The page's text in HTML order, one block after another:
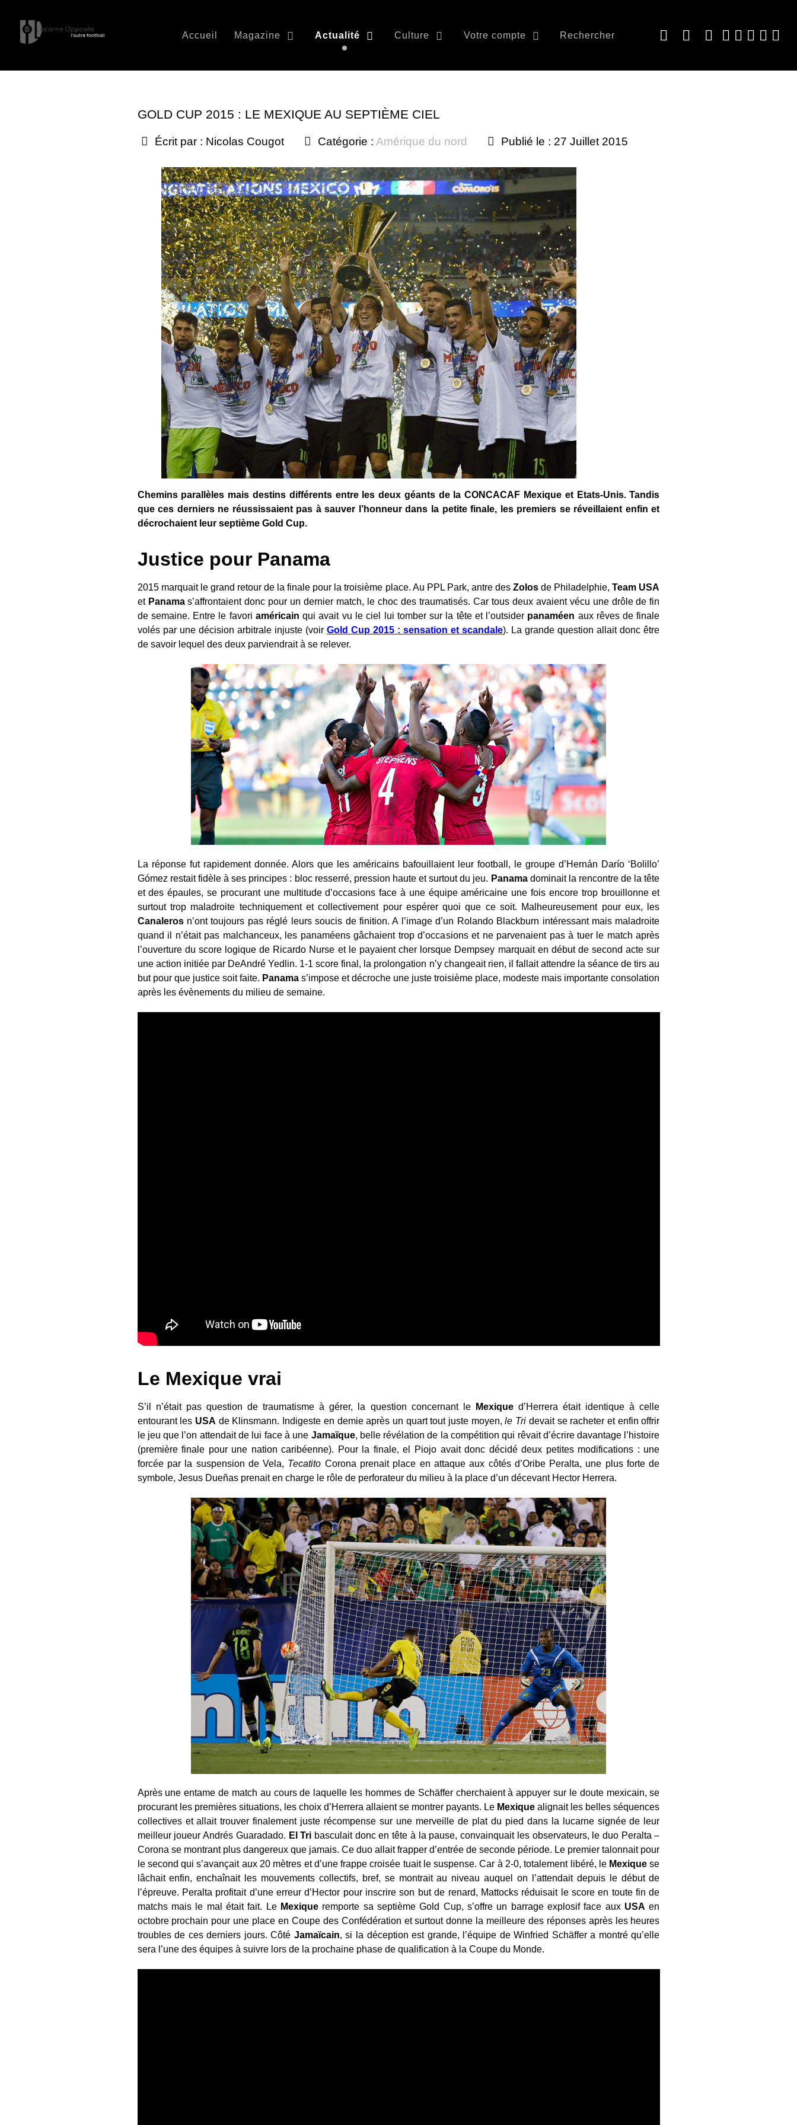
Accueil Magazine Actualité Culture Votre compte Rechercher
GOLD CUP 2015 : LE MEXIQUE AU SEPTIÈME CIEL
Écrit par : Nicolas Cougot Catégorie : Amérique du nord Publié le : 27 Juillet 2015
Chemins parallèles mais destins différents entre les deux géants de la CONCACAF Mexique et Etats-Unis. Tandis
que ces derniers ne réussissaient pas à sauver l’honneur dans la petite finale, les premiers se réveillaient enfin et
décrochaient leur septième Gold Cup.
Justice pour Panama
2015 marquait le grand retour de la finale pour la troisième place. Au PPL Park, antre desZolos de Philadelphie,Team USA
et Panamas’affrontaient donc pour un dernier match, le choc des traumatisés. Car tous deux avaient vécu une drôle de fin
de semaine. Entre le favori américain qui avait vu le ciel lui tomber sur la tête et l’outsider panaméen aux rêves de finale
volés par une décision arbitrale injuste (voir Gold Cup 2015 : sensation et scandale). La grande question allait donc être
de savoir lequel des deux parviendrait à se relever.
La réponse fut rapidement donnée. Alors que les américains bafouillaient leur football, le groupe d’Hernán Darío ‘Bolillo’
Gómez restait fidèle à ses principes : bloc resserré, pression haute et surtout du jeu. Panamadominait la rencontre de la tête
et des épaules, se procurant une multitude d’occasions face à une équipe américaine une fois encore trop brouillonne et
surtout trop maladroite techniquement et collectivement pour espérer quoi que ce soit. Malheureusement pour eux, les
Canalerosn’ont toujours pas réglé leurs soucis de finition. A l’image d’un Rolando Blackburn intéressant mais maladroite
quand il n’était pas malchanceux, les panaméens gâchaient trop d’occasions et ne parvenaient pas à tuer le match après
l’ouverture du score logique de Ricardo Nurse et le payaient cher lorsque Dempsey marquait en début de second acte sur
une action initiée par DeAndré Yedlin. 1-1 score final, la prolongation n’y changeait rien, il fallait attendre la séance de tirs au
but pour que justice soit faite. Panamas’impose et décroche une juste troisième place, modeste mais importante consolation
après les évènements du milieu de semaine.
Le Mexique vrai
S’il n’était pas question de traumatisme à gérer, la question concernant le Mexiqued’Herrera était identique à celle
entourant les USA de Klinsmann. Indigeste en demie après un quart tout juste moyen,le Tri devait se racheter et enfin offrir
le jeu que l’on attendait de lui face à une Jamaïque, belle révélation de la compétition qui rêvait d’écrire davantage l’histoire
(première finale pour une nation caribéenne). Pour la finale, el Piojo avait donc décidé deux petites modifications : une
forcée par la suspension de Vela, Tecatito Corona prenait place en attaque aux côtés d’Oribe Peralta, une plus forte de
symbole, Jesus Dueñas prenait en charge le rôle de perforateur du milieu à la place d’un décevant Hector Herrera.
Après une entame de match au cours de laquelle les hommes de Schäffer cherchaient à appuyer sur le doute mexicain, se
procurant les premières situations, les choix d’Herrera allaient se montrer payants. Le Mexique alignait les belles séquences
collectives et allait trouver finalement juste récompense sur une merveille de plat du pied dans la lucarne signée de leur
meilleur joueur Andrés Guaradado. El Tri basculait donc en tête à la pause, convainquait les observateurs, le duo Peralta –
Corona se montrant plus dangereux que jamais. Ce duo allait frapper d’entrée de seconde période. Le premier talonnait pour
le second qui s’avançait aux 20 mètres et d’une frappe croisée tuait le suspense. Car à 2-0, totalement libéré, le Mexique se
lâchait enfin, enchaînait les mouvements collectifs, bref, se montrait au niveau auquel on l’attendait depuis le début de
l’épreuve. Peralta profitait d’une erreur d’Hector pour inscrire son but de renard, Mattocks réduisait le score en toute fin de
matchs mais le mal était fait. Le Mexiqueremporte sa septième Gold Cup, s’offre un barrage explosif face aux USA en
octobre prochain pour une place en Coupe des Confédération et surtout donne la meilleure des réponses après les heures
troubles de ces derniers jours. Côté Jamaïcain, si la déception est grande, l’équipe de Winfried Schäffer a montré qu’elle
sera l’une des équipes à suivre lors de la prochaine phase de qualification à la Coupe du Monde.